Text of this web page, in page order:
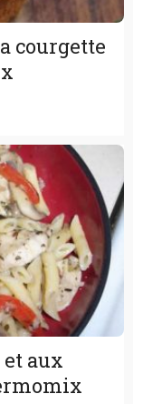
courgette
aux